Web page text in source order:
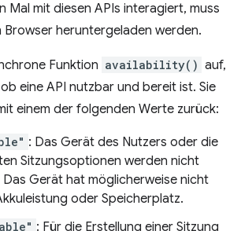
Mal mit diesen APIs interagiert, muss
Browser heruntergeladen werden.
Funktion availability() auf,
eine API nutzbar und bereit ist. Sie
einem der folgenden Werte zurück:
: Das Gerät des Nutzers oder die
Sitzungsoptionen werden nicht
Gerät hat möglicherweise nicht
oder Speicherplatz.
: Für die Erstellung einer Sitzung